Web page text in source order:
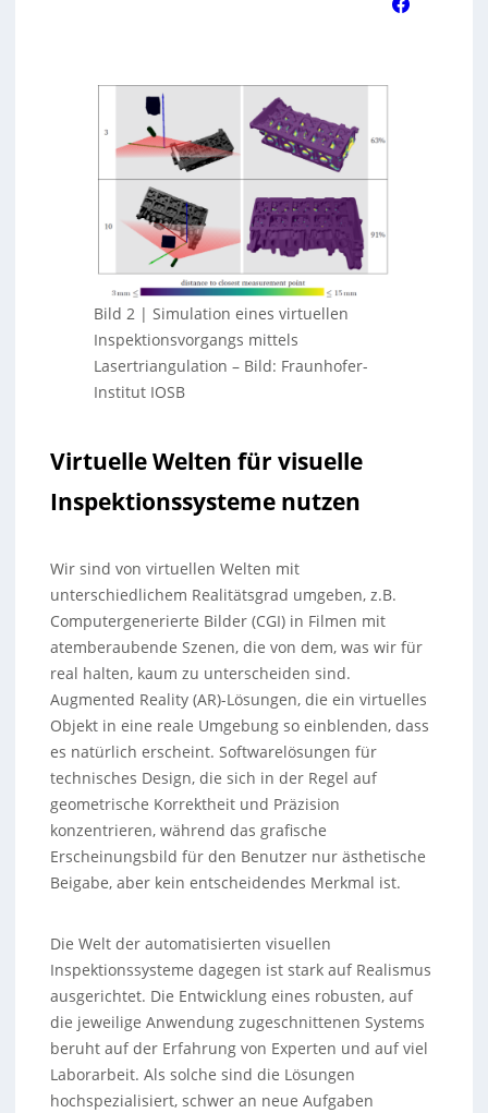
Bild 2 | Simulation eines virtuellen
Inspektionsvorgangs mittels
Lasertriangulation – Bild: Fraunhofer-
Institut IOSB
Virtuelle Welten für visuelle
Inspektionssysteme nutzen
Wir sind von virtuellen Welten mit
unterschiedlichem Realitätsgrad umgeben, z.B.
Computergenerierte Bilder (CGI) in Filmen mit
atemberaubende Szenen, die von dem, was wir für
real halten, kaum zu unterscheiden sind.
Augmented Reality (AR)-Lösungen, die ein virtuelles
Objekt in eine reale Umgebung so einblenden, dass
es natürlich erscheint. Softwarelösungen für
technisches Design, die sich in der Regel auf
geometrische Korrektheit und Präzision
konzentrieren, während das grafische
Erscheinungsbild für den Benutzer nur ästhetische
Beigabe, aber kein entscheidendes Merkmal ist.
Die Welt der automatisierten visuellen
Inspektionssysteme dagegen ist stark auf Realismus
ausgerichtet. Die Entwicklung eines robusten, auf
die jeweilige Anwendung zugeschnittenen Systems
beruht auf der Erfahrung von Experten und auf viel
Laborarbeit. Als solche sind die Lösungen
hochspezialisiert, schwer an neue Aufgaben